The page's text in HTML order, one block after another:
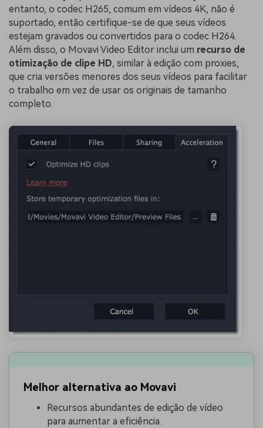
entanto, o codec H265, comum em vídeos 4K, não é
suportado, então certifique-se de que seus vídeos
estejam gravados ou convertidos para o codec H264.
Além disso, o Movavi Video Editor inclui um recurso de
otimização de clipe HD, similar à edição com proxies,
que cria versões menores dos seus vídeos para facilitar
o trabalho em vez de usar os originais de tamanho
completo.
Melhor alternativa ao Movavi
Recursos abundantes de edição de vídeo
para aumentar a eficiência.